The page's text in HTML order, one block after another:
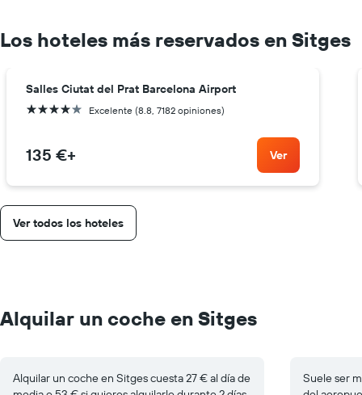
Los hoteles más reservados en Sitges
Salles Ciutat del Prat Barcelona Airport
4 estrellas Excelente (8.8, 7182 opiniones)
135 €+ Ver
Ver todos los hoteles
Alquilar un coche en Sitges
Alquilar un coche en Sitges cuesta 27 € al día de
Suele ser